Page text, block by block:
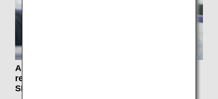
ANA hat im 13. Jahr in Folge die
renommierte 5-Sterne-Bewertung von
SKYTRAX erhalten